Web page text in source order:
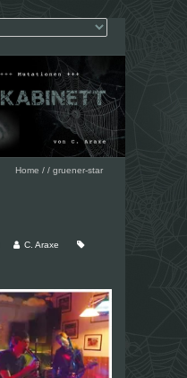
Home / / gruener-star
C. Araxe